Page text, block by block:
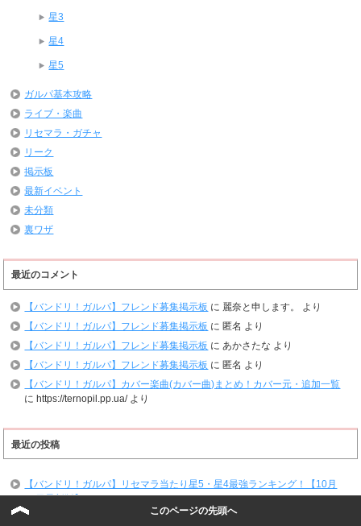
星3
星4
星5
ガルパ基本攻略
ライブ・楽曲
リセマラ・ガチャ
リーク
掲示板
最新イベント
未分類
裏ワザ
最近のコメント
【バンドリ！ガルパ】フレンド募集掲示板 に 麗奈と申します。
より
【バンドリ！ガルパ】フレンド募集掲示板 に 匿名 より
【バンドリ！ガルパ】フレンド募集掲示板 にあかさたな より
【バンドリ！ガルパ】フレンド募集掲示板 に 匿名 より
【バンドリ！ガルパ】カバー楽曲(カバー曲)まとめ！カバー元・追加一覧
に https://ternopil.pp.ua/より
最近の投稿
【バンドリ！ガルパ】リセマラ当たり星5・星4最強ランキング！【10月
31日最新版】
このページの先頭へ